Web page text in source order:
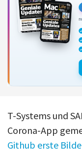
T-Systems und
Corona-App
Github erste